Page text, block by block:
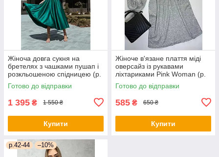
Жіноча довга сукня на
бретелях з чашками пушап і
розкльошеною спідницею (р.
44) 66py6043Qr
Готово до відправки
1 395 ₴ 1 550 ₴
Купити
Жіноче в'язане плаття міді
оверсайз із рукавами
ліхтариками Pink Woman (р.
OS) 1035266r
Готово до відправки
585 ₴ 650 ₴
Купити
р.42-44 –10%